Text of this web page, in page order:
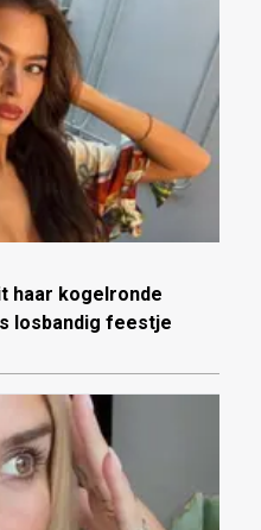
haar kogelronde
losbandig feestje